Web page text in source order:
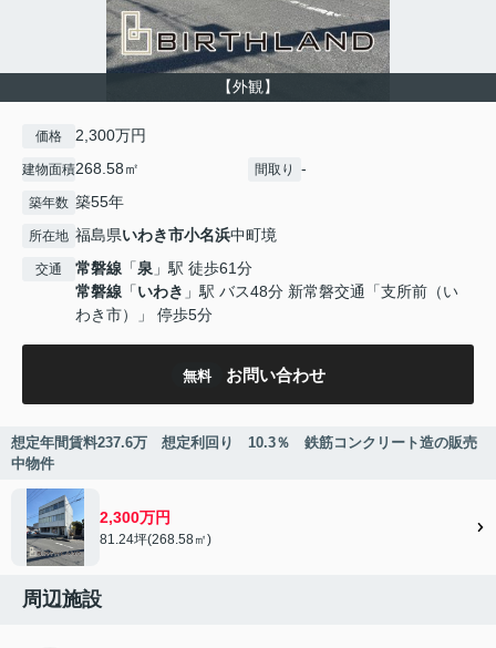
【外観】
価格 2,300万円
建物面積268.58㎡ 間取り -
築年数 築55年
所在地 福島県いわき市小名浜中町境
交通 常磐線 「泉 」駅 徒歩61分
常磐線 「いわき 」駅 バス48分 新常磐交通「支所前（い
わき市）」 停歩5分
無料 お問い合わせ
想定年間賃料237.6万 想定利回り 10.3％ 鉄筋コンクリート造の販売
中物件
2,300万円
81.24坪(268.58㎡)
周辺施設